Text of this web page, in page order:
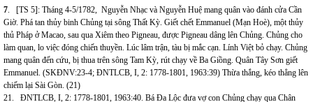
7. [TS 5]: Tháng 4-5/1782, Nguyễn Nhạc và Nguyễn Huệ mang quân vào đánh cửa Cần
Giờ. Phá tan thủy binh Chủng tại sông Thất Kỳ. Giết chết Emmanuel (Mạn Hoè), một thủy
thủ Pháp ở Macao, sau qua Xiêm theo Pigneau, được Pigneau dâng lên Chủng. Chủng cho
làm quan, lo việc đóng chiến thuyền. Lúc lâm trận, tàu bị mắc cạn. Lính Việt bỏ chạy. Chủng
mang quân đến cứu, bị thua trên sông Tam Kỳ, rút chạy về Ba Giồng. Quân Tây Sơn giết
Emmanuel. (SKĐNV:23-4; ĐNTLCB, I, 2: 1778-1801, 1963:39) Thừa thắng, kéo thẳng lên
chiếm lại Sài Gòn. (21)
21. ĐNTLCB, I, 2: 1778-1801, 1963:40. Bá Đa Lộc đưa vợ con Chủng chạy qua Chân